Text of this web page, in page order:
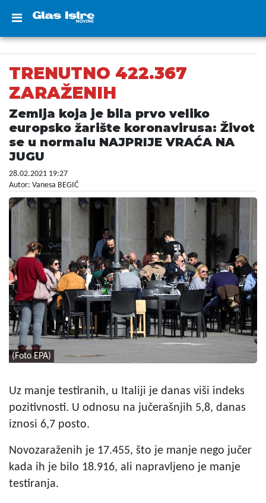
TRENUTNO 422.367
ZARAŽENIH
Zemlja koja je bila prvo veliko
europsko žarište koronavirusa: Život
se u normalu NAJPRIJE VRAĆA NA
JUGU
28.02.2021 19:27
Autor: Vanesa BEGIĆ
(Foto EPA)
Uz manje testiranih, u Italiji je danas viši indeks
pozitivnosti. U odnosu na jučerašnjih 5,8, danas
iznosi 6,7 posto.
Novozaraženih je 17.455, što je manje nego jučer
kada ih je bilo 18.916, ali napravljeno je manje
testiranja.